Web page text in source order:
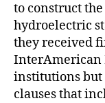
to construct
hydroelectric
they received
InterAmerican
institutions
clauses that